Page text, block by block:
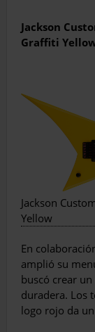
Jackson
Graffiti
Jackson
Yellow
En
amplió su
buscó crear
duradera. Los
logo rojo da